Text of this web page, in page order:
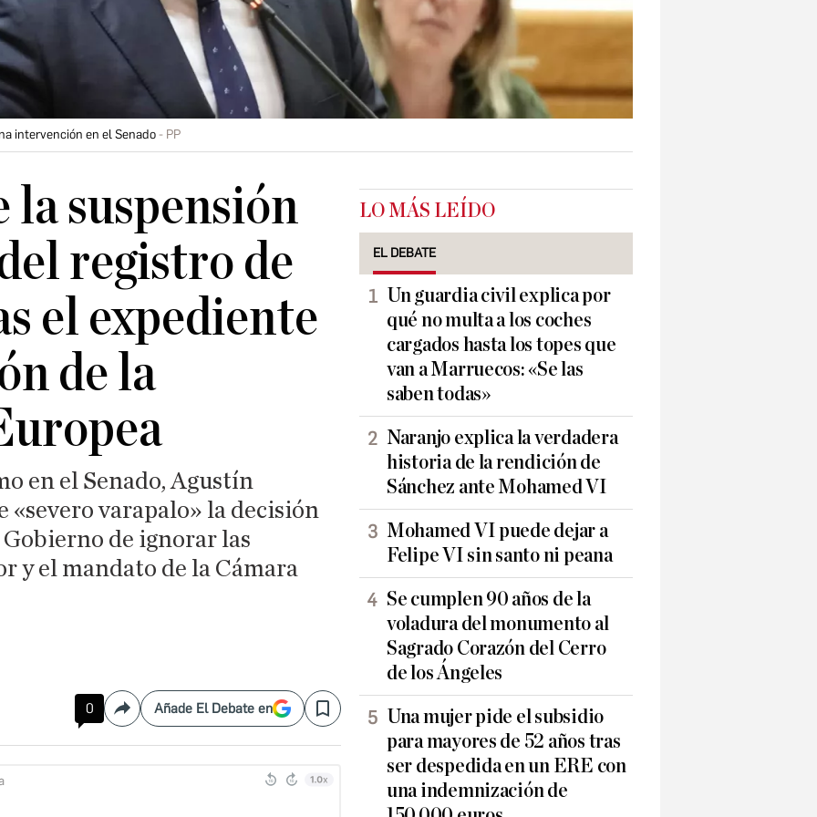
intervención en el Senado PP
la suspensión
registro de
el expediente
de la
en el Senado, Agustín
«severo varapalo» la decisión
Gobierno de ignorar las
y el mandato de la Cámara
0 CompartirAñade El Debate en Save
LO MÁS LEÍDO
EL DEBATE
Un guardia civil explica por
qué no multa a los coches
cargados hasta los topes que
van a Marruecos: «Se las
saben todas»
Naranjo explica la verdadera
historia de la rendición de
Sánchez ante Mohamed VI
Mohamed VI puede dejar a
Felipe VI sin santo ni peana
Se cumplen 90 años de la
voladura del monumento al
Sagrado Corazón del Cerro
de los Ángeles
Una mujer pide el subsidio
para mayores de 52 años tras
ser despedida en un ERE con
una indemnización de